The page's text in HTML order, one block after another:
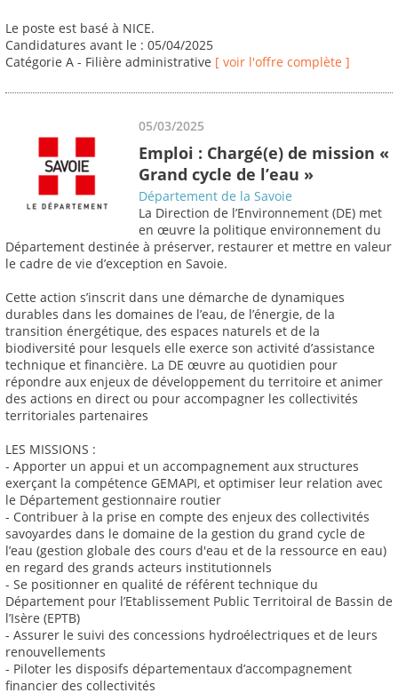
Le poste est basé à NICE.
Candidatures avant le : 05/04/2025
Catégorie A - Filière administrative [ voir l'offre complète ]
05/03/2025
Emploi : Chargé(e) de mission «
Grand cycle de l’eau »
Département de la Savoie
La Direction de l’Environnement (DE) met
en œuvre la politique environnement du
Département destinée à préserver, restaurer et mettre en valeur
le cadre de vie d’exception en Savoie.
Cette action s’inscrit dans une démarche de dynamiques
durables dans les domaines de l’eau, de l’énergie, de la
transition énergétique, des espaces naturels et de la
biodiversité pour lesquels elle exerce son activité d’assistance
technique et financière. La DE œuvre au quotidien pour
répondre aux enjeux de développement du territoire et animer
des actions en direct ou pour accompagner les collectivités
territoriales partenaires
LES MISSIONS :
- Apporter un appui et un accompagnement aux structures
exerçant la compétence GEMAPI, et optimiser leur relation avec
le Département gestionnaire routier
- Contribuer à la prise en compte des enjeux des collectivités
savoyardes dans le domaine de la gestion du grand cycle de
l’eau (gestion globale des cours d'eau et de la ressource en eau)
en regard des grands acteurs institutionnels
- Se positionner en qualité de référent technique du
Département pour l’Etablissement Public Territoiral de Bassin de
l’Isère (EPTB)
- Assurer le suivi des concessions hydroélectriques et de leurs
renouvellements
- Piloter les disposifs départementaux d’accompagnement
financier des collectivités